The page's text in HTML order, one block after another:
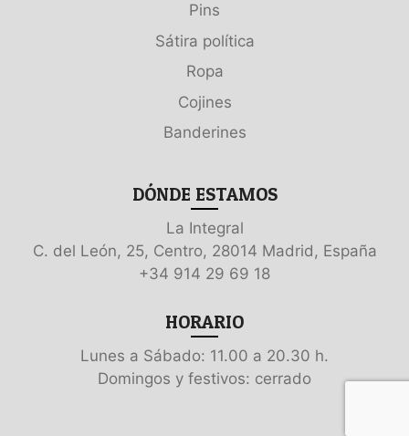
Pins
Sátira política
Ropa
Cojines
Banderines
DÓNDE ESTAMOS
La Integral
C. del León, 25, Centro, 28014 Madrid, España
+34 914 29 69 18
HORARIO
Lunes a Sábado: 11.00 a 20.30 h.
Domingos y festivos: cerrado